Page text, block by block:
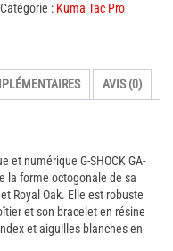
Catégorie : Kuma Tac Pro
AVIS (0)
et numérique G-SHOCK GA-
la forme octogonale de sa
Royal Oak. Elle est robuste
et son bracelet en résine
et aiguilles blanches en